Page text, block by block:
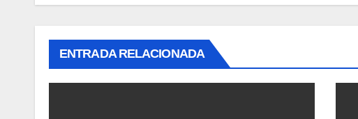
ENTRADA RELACIONADA